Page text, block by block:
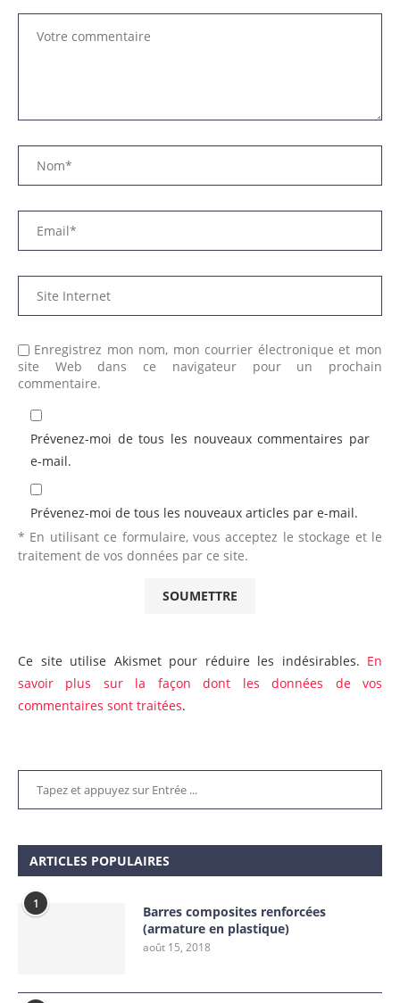
Enregistrez mon nom, mon courrier électronique et mon
site Web dans ce navigateur pour un prochain
commentaire.
Prévenez-moi de tous les nouveaux commentaires par
e-mail.
Prévenez-moi de tous les nouveaux articles par e-mail.
* En utilisant ce formulaire, vous acceptez le stockage et le
traitement de vos données par ce site.
Ce site utilise Akismet pour réduire les indésirables. En
savoir plus sur la façon dont les données de vos
commentaires sont traitées.
ARTICLES POPULAIRES
1
Barres composites renforcées
(armature en plastique)
août 15, 2018